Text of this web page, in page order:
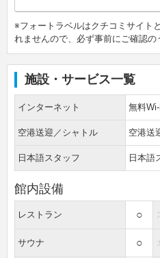
※フォートラベルはクチコミサイト
れませんので、必ず事前にご確認の
施設・サービス一覧
インターネット 無料
空港送迎／シャトル 空港送
日本語スタッフ 日本語
館内設備
レストラン ○
サウナ ○